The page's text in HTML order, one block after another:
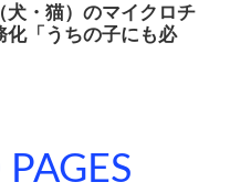
犬・猫）のマイクロチ
化「うちの子にも必
PAGES